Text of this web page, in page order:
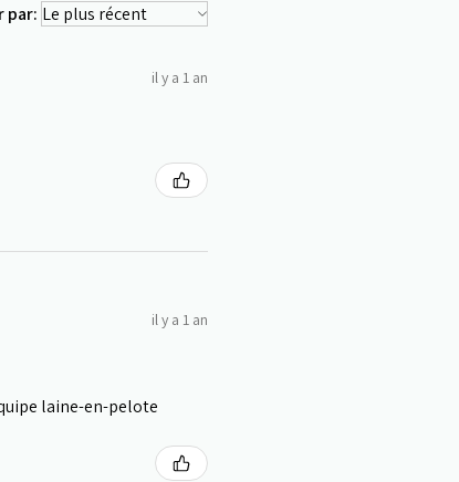
par:
il y a 1 an
il y a 1 an
laine-en-pelote